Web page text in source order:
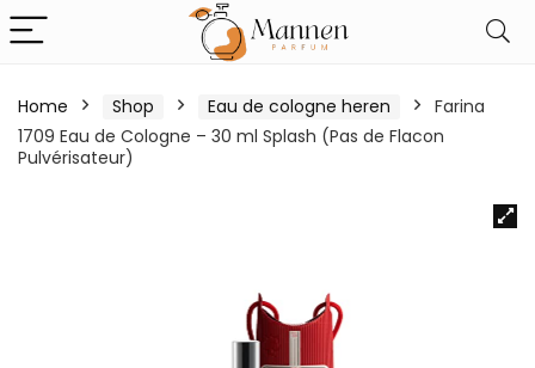
Home Shop Eau de cologne heren
Farina
1709 Eau de Cologne – 30 ml Splash (Pas de Flacon
Pulvérisateur)